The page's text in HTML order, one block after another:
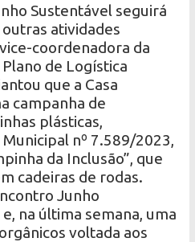
Sustentável seguirá
atividades
coordenadora da
de Logística
que a Casa
campanha de
plásticas,
nº 7.589/2023,
da Inclusão”, que
cadeiras de rodas.
Junho
na última semana, uma
voltada aos